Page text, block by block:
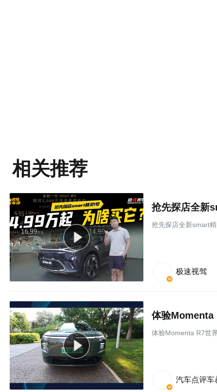
相关推荐
抢先探店全新
抢先探店全新smart
极速视驾
体验Momenta
体验Momenta R7世
汽车点评车